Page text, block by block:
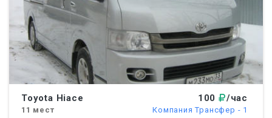
Toyota Hiace 100 /час
11 мест Компания Трансфер - 1